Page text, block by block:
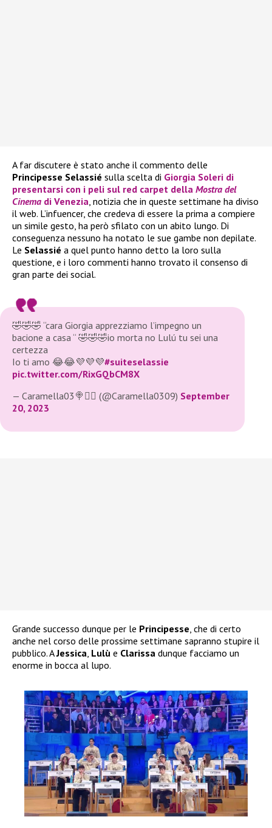
A far discutere è stato anche il commento delle
Principesse Selassié sulla scelta di Giorgia Soleri di
presentarsi con i peli sul red carpet della Mostra del
Cinema di Venezia, notizia che in queste settimane ha diviso
il web. L’infuencer, che credeva di essere la prima a compiere
un simile gesto, ha però sfilato con un abito lungo. Di
conseguenza nessuno ha notato le sue gambe non depilate.
Le Selassié a quel punto hanno detto la loro sulla
questione, e i loro commenti hanno trovato il consenso di
gran parte dei social.
🤣🤣🤣 “cara Giorgia apprezziamo l’impegno un
bacione a casa “ 🤣🤣🤣io morta no Lulú tu sei una
certezza
Io ti amo 😂😂💜💜💜#suiteselassie
pic.twitter.com/RixGQbCM8X
— Caramella03🍭🧚‍♀️ (@Caramella0309) September
20, 2023
Grande successo dunque per le Principesse, che di certo
anche nel corso delle prossime settimane sapranno stupire il
pubblico. AJessica, Lulù e Clarissa dunque facciamo un
enorme in bocca al lupo.